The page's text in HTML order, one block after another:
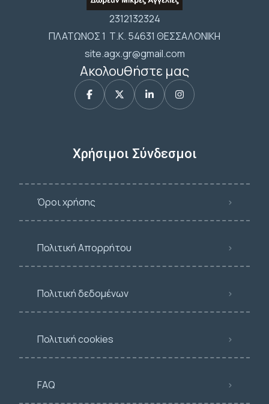
2312132324
ΠΛΑΤΩΝΟΣ 1 Τ.Κ. 54631 ΘΕΣΣΑΛΟΝΙΚΗ
site.agx.gr@gmail.com
Ακολουθήστε μας
Χρήσιμοι Σύνδεσμοι
Όροι χρήσης
Πολιτική Απορρήτου
Πολιτική δεδομένων
Πολιτική cookies
FAQ